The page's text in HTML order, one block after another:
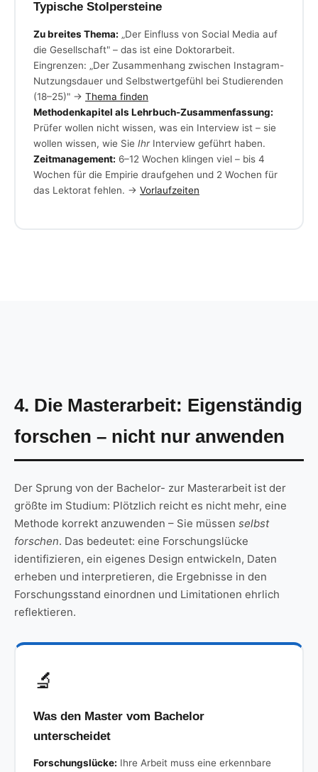
Typische Stolpersteine
Zu breites Thema: „Der Einfluss von Social Media auf
die Gesellschaft" – das ist eine Doktorarbeit.
Eingrenzen: „Der Zusammenhang zwischen Instagram-
Nutzungsdauer und Selbstwertgefühl bei Studierenden
(18–25)" → Thema finden
Methodenkapitel als Lehrbuch-Zusammenfassung:
Prüfer wollen nicht wissen, was ein Interview ist – sie
wollen wissen, wie Sie IhrInterview geführt haben.
Zeitmanagement: 6–12 Wochen klingen viel – bis 4
Wochen für die Empirie draufgehen und 2 Wochen für
das Lektorat fehlen. → Vorlaufzeiten
4. Die Masterarbeit: Eigenständig
forschen – nicht nur anwenden
Der Sprung von der Bachelor- zur Masterarbeit ist der
größte im Studium: Plötzlich reicht es nicht mehr, eine
Methode korrekt anzuwenden – Sie müssen selbst
forschen. Das bedeutet: eine Forschungslücke
identifizieren, ein eigenes Design entwickeln, Daten
erheben und interpretieren, die Ergebnisse in den
Forschungsstand einordnen und Limitationen ehrlich
reflektieren.
🔬
Was den Master vom Bachelor
unterscheidet
Forschungslücke: Ihre Arbeit muss eine erkennbare